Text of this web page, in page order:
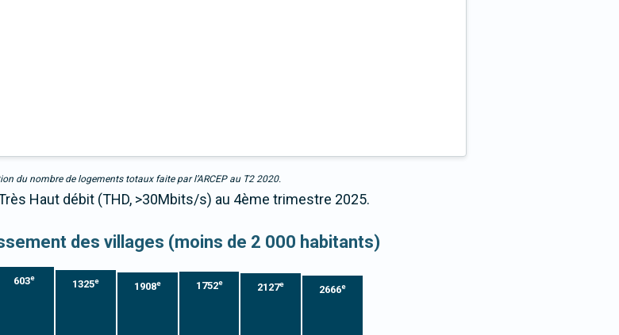
du nombre de logements totaux faite par l’ARCEP au T2 2020.
Haut débit (THD, >30Mbits/s) au 4ème trimestre 2025.
des villages (moins de 2 000 habitants)
603e
1325e 1908e 1752e 2127e 2666e